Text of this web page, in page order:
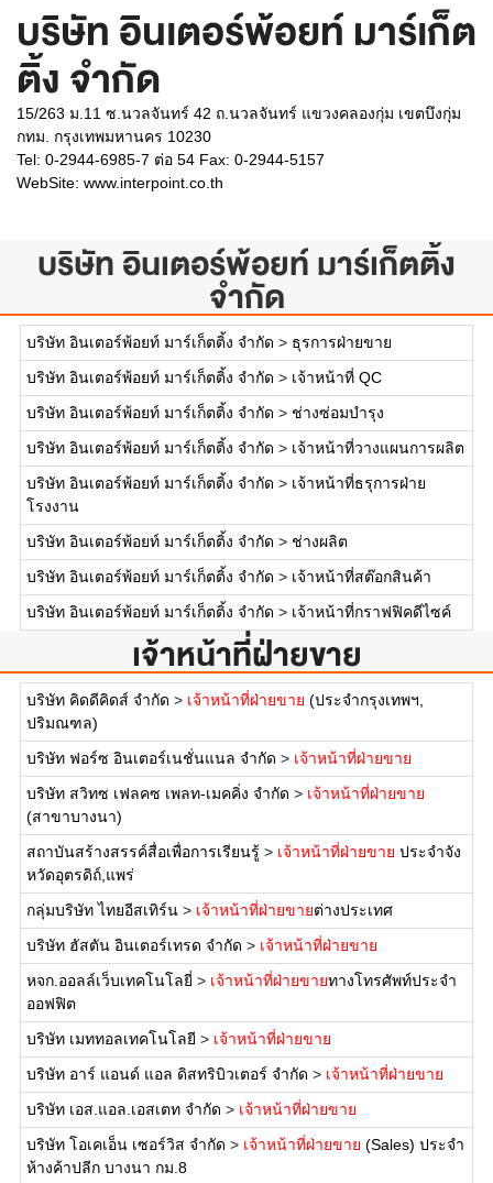
บริษัท อินเตอร์พ้อยท์ มาร์เก็ต
ติ้ง จำกัด
15/263 ม.11 ซ.นวลจันทร์ 42 ถ.นวลจันทร์ แขวงคลองกุ่ม เขตบึงกุ่ม
กทม. กรุงเทพมหานคร 10230
Tel: 0-2944-6985-7 ต่อ 54 Fax: 0-2944-5157
WebSite: www.interpoint.co.th
บริษัท อินเตอร์พ้อยท์ มาร์เก็ตติ้ง
จำกัด
บริษัท อินเตอร์พ้อยท์ มาร์เก็ตติ้ง จำกัด > ธุรการฝ่ายขาย
บริษัท อินเตอร์พ้อยท์ มาร์เก็ตติ้ง จำกัด > เจ้าหน้าที่ QC
บริษัท อินเตอร์พ้อยท์ มาร์เก็ตติ้ง จำกัด > ช่างซ่อมบำรุง
บริษัท อินเตอร์พ้อยท์ มาร์เก็ตติ้ง จำกัด > เจ้าหน้าที่วางแผนการผลิต
บริษัท อินเตอร์พ้อยท์ มาร์เก็ตติ้ง จำกัด > เจ้าหน้าที่ธรุการฝ่าย
โรงงาน
บริษัท อินเตอร์พ้อยท์ มาร์เก็ตติ้ง จำกัด > ช่างผลิต
บริษัท อินเตอร์พ้อยท์ มาร์เก็ตติ้ง จำกัด > เจ้าหน้าที่สต๊อกสินค้า
บริษัท อินเตอร์พ้อยท์ มาร์เก็ตติ้ง จำกัด > เจ้าหน้าที่กราฟฟิคดีไซค์
เจ้าหน้าที่ฝ่ายขาย
บริษัท คิดดีคิดส์ จำกัด > เจ้าหน้าที่ฝ่ายขาย (ประจำกรุงเทพฯ,
ปริมณฑล)
บริษัท ฟอร์ซ อินเตอร์เนชั่นแนล จำกัด > เจ้าหน้าที่ฝ่ายขาย
บริษัท สวิทซ เฟลคซ เพลท-เมคคิ่ง จำกัด > เจ้าหน้าที่ฝ่ายขาย
(สาขาบางนา)
สถาบันสร้างสรรค์สื่อเพื่อการเรียนรู้ > เจ้าหน้าที่ฝ่ายขาย ประจำจัง
หวัดอุตรดิถ์,แพร่
กลุ่มบริษัท ไทยอีสเทิร์น> เจ้าหน้าที่ฝ่ายขายต่างประเทศ
บริษัท ฮัสตัน อินเตอร์เทรด จำกัด > เจ้าหน้าที่ฝ่ายขาย
หจก.ออลล์เว็บเทคโนโลยี่ > เจ้าหน้าที่ฝ่ายขายทางโทรศัพท์ประจำ
ออฟฟิต
บริษัท เมททอลเทคโนโลยี > เจ้าหน้าที่ฝ่ายขาย
บริษัท อาร์ แอนด์ แอล ดิสทริบิวเตอร์ จำกัด > เจ้าหน้าที่ฝ่ายขาย
บริษัท เอส.แอล.เอสเตท จำกัด > เจ้าหน้าที่ฝ่ายขาย
บริษัท โอเคเอ็น เซอร์วิส จำกัด > เจ้าหน้าที่ฝ่ายขาย (Sales) ประจำ
ห้างค้าปลีก บางนา กม.8